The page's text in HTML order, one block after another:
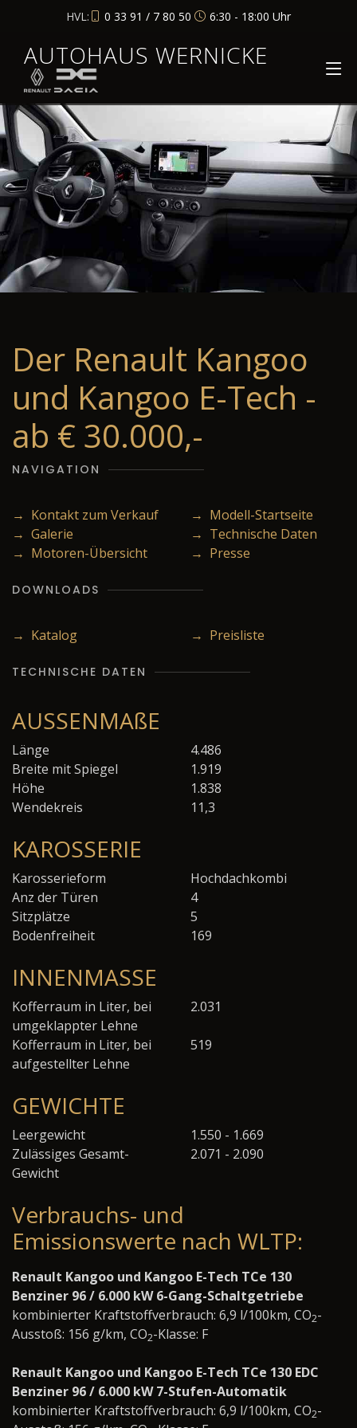
HVL: 0 33 91 / 7 80 50 6:30 - 18:00 Uhr
AUTOHAUS WERNICKE
Der Renault Kangoo
und Kangoo E-Tech -
ab € 30.000,-
NAVIGATION
→ Kontakt zum Verkauf
→ Modell-Startseite
→ Galerie
→ Technische Daten
→ Motoren-Übersicht
→ Presse
DOWNLOADS
→ Katalog → Preisliste
TECHNISCHE DATEN
AUSSENMAßE
Länge
4.486
Breite mit Spiegel
1.919
Höhe
1.838
Wendekreis
11,3
KAROSSERIE
Karosserieform
Hochdachkombi
Anz der Türen
4
Sitzplätze
5
Bodenfreiheit
169
INNENMASSE
Kofferraum in Liter, bei
umgeklappter Lehne
2.031
Kofferraum in Liter, bei
aufgestellter Lehne
519
GEWICHTE
Leergewicht
1.550 - 1.669
Zulässiges Gesamt-
Gewicht
2.071 - 2.090
Verbrauchs- und
Emissionswerte nach WLTP:
Renault Kangoo und Kangoo E-Tech TCe 130
Benziner 96 / 6.000 kW 6-Gang-Schaltgetriebe
kombinierter Kraftstoffverbrauch: 6,9 l/100km, CO2-
Ausstoß: 156 g/km, CO2-Klasse: F
Renault Kangoo und Kangoo E-Tech TCe 130 EDC
Benziner 96 / 6.000 kW 7-Stufen-Automatik
kombinierter Kraftstoffverbrauch: 6,9 l/100km, CO2-